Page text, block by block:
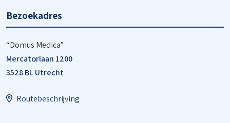
Bezoekadres
“Domus Medica”
Mercatorlaan 1200
3528 BL Utrecht
Routebeschrijving